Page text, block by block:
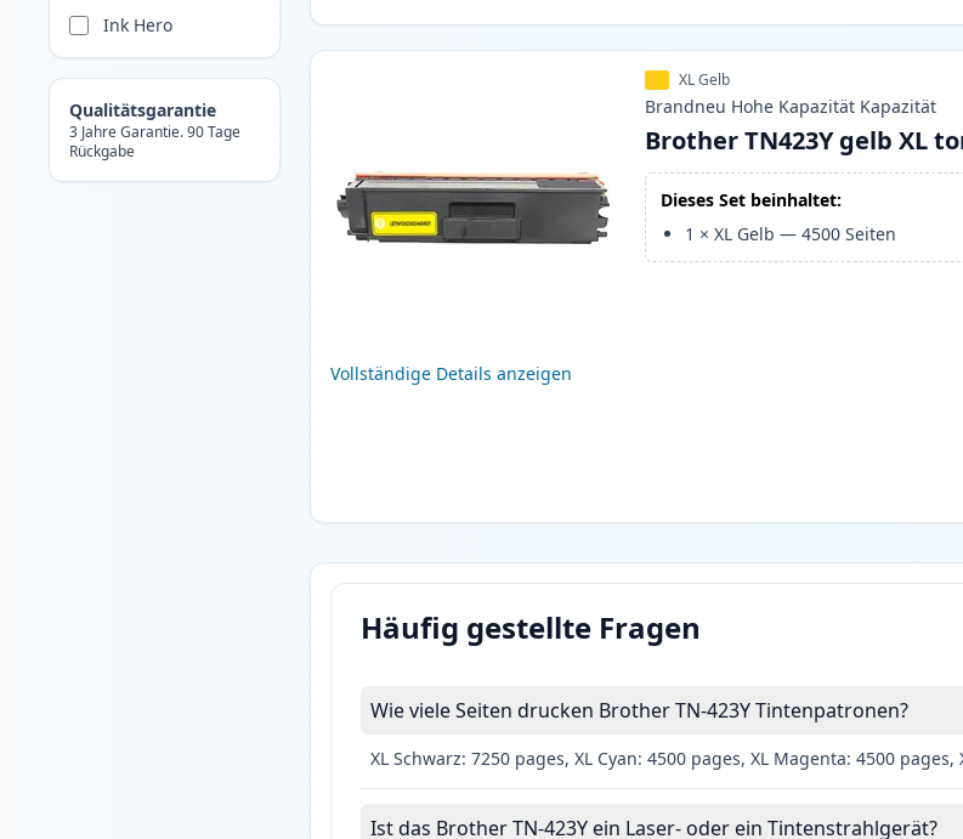
Ink Hero
Qualitätsgarantie
3 Jahre Garantie. 90 Tage
Rückgabe
Vollständige Details anzeigen
XL Gelb
Brandneu Hohe Kapazität Kapazität
Brother TN423Y gelb XL
Dieses Set beinhaltet:
1 ×XL Gelb —4500 Seiten
Häufig gestellte Fragen
Wie viele Seiten drucken Brother TN-423Y Tintenpatronen?
XL Schwarz: 7250 pages, XL Cyan: 4500 pages, XL Magenta: 4500 pages,
Ist das Brother TN-423Y ein Laser- oder ein Tintenstrahlgerät?